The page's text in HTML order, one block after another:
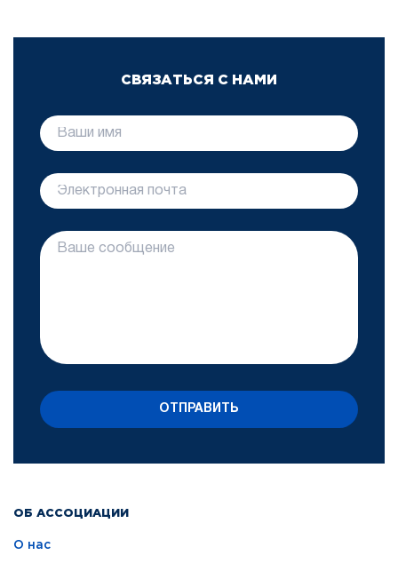
ОБ АССОЦИАЦИИ
О нас
СВЯЗАТЬСЯ С НАМИ
ОТПРАВИТЬ